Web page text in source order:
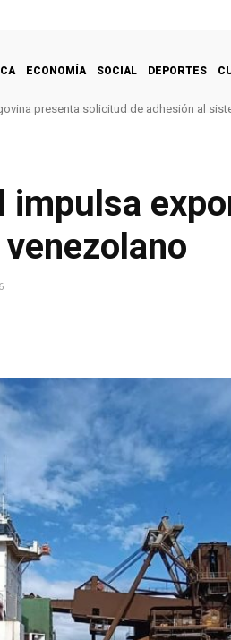
ECONOMÍA SOCIAL DEPORTES
presenta solicitud de adhesión al
impulsa